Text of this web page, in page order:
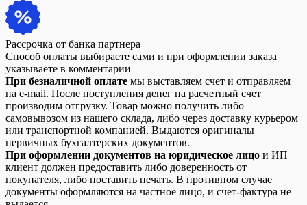
Рассрочка от банка партнера
Способ оплаты выбираете сами и при оформлении заказа
указываете в комментарии
При безналичной оплате мы выставляем счет и отправляем
на e-mail. После поступления денег на расчетный счет
производим отгрузку. Товар можно получить либо
самовывозом из нашего склада, либо через доставку курьером
или транспортной компанией. Выдаются оригиналы
первичных бухгалтерских документов.
При оформлении документов на юридическое лицо и ИП
клиент должен предоставить либо доверенность от
покупателя, либо поставить печать. В противном случае
документы оформляются на частное лицо, и счет-фактура не